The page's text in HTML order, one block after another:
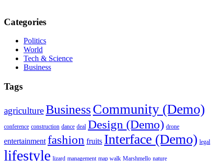
Categories
Politics
World
Tech & Science
Business
Tags
agricultureBusinessCommunity (Demo)
conference construction dance deal Design (Demo) drone
entertainment fashion fruits Interface (Demo) legal
lifestyle lizard management map walk Marshmello nature